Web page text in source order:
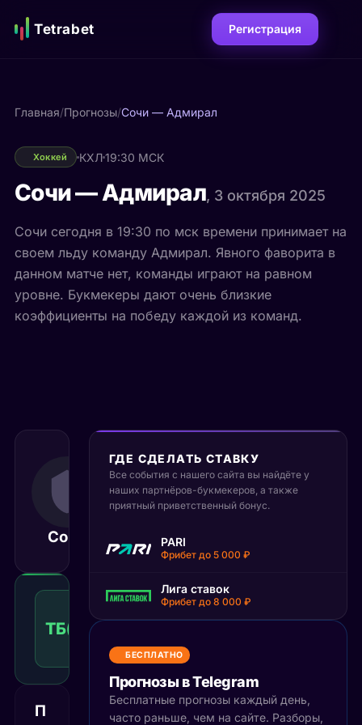
Tetrabet Регистрация
Главная/Прогнозы/Сочи — Адмирал
Хоккей КХЛ19:30 МСК
Сочи — Адмирал, 3 октября 2025
Сочи сегодня в 19:30 по мск времени принимает на
своем льду команду Адмирал. Явного фаворита в
данном матче нет, команды играют на равном
уровне. Букмекеры дают очень близкие
коэффициенты на победу каждой из команд.
Сочи
3 октября 2025
19:30
МСК
ТБ(4.5)
Тотал
Рекомендуемая
ставка
П
ГДЕ СДЕЛАТЬ СТАВКУ
Все события с нашего сайта вы найдёте у
наших партнёров-букмекеров, а также
приятный приветственный бонус.
PARI
Фрибет до 5 000 ₽
Лига ставок
Фрибет до 8 000 ₽
БЕСПЛАТНО
Прогнозы в Telegram
Бесплатные прогнозы каждый день,
часто раньше, чем на сайте. Разборы,